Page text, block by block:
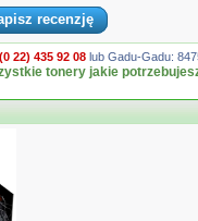
recenzję
(0 22) 435 92 08lub Gadu-Gadu:
tonery jakie